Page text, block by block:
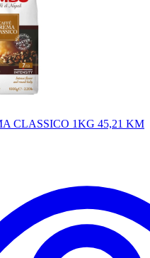
CLASSICO 1KG 45,21 KM